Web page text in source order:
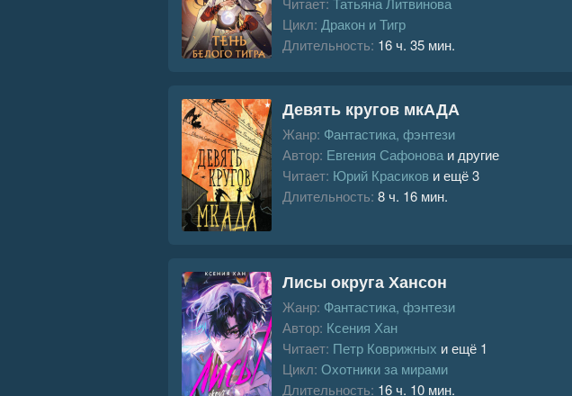
Цикл: Дракон и Тигр
Длительность: 16 ч. 35 мин.
Девять кругов мкАДА
Жанр: Фантастика, фэнтези
Автор: Евгения Сафоноваи другие
Читает: Юрий Красиков и ещё 3
Длительность: 8 ч. 16 мин.
Лисы округа Хансон
Жанр: Фантастика, фэнтези
Автор: Ксения Хан
Читает: Петр Коврижных и ещё 1
Цикл: Охотники за мирами
Длительность: 16 ч. 10 мин.